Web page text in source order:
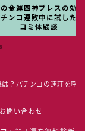
金運四神ブレスの効
ンコ連敗中に試した
コミ体験談
？パチンコの連荘を呼
お問い合わせ